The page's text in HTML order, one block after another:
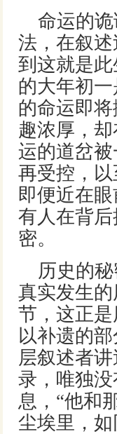
命运的
法，在叙
到这就是
的大年初
的命运即
趣浓厚，
运的道岔
再受控，
即便近在
有人在背
密。
历史的
真实发生
节，这正
以补遗的
层叙述者
录，唯独
息，“他和
尘埃里，